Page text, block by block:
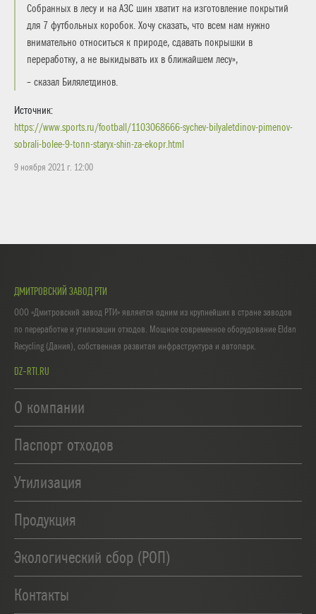
Собранных в лесу и на АЗС шин хватит на изготовление покрытий
для 7 футбольных коробок. Хочу сказать, что всем нам нужно
внимательно относиться к природе, сдавать покрышки в
переработку, а не выкидывать их в ближайшем лесу»,
– сказал Билялетдинов.
Источник:
https://www.sports.ru/football/1103068666-sychev-bilyaletdinov-pimenov-
sobrali-bolee-9-tonn-staryx-shin-za-ekopr.html
9 ноября 2021 г. 12:00
ДМИТРОВСКИЙ ЗАВОД РТИ
ООО «Дмитровский завод РТИ» является одним из крупнейших в стране заводов
по переработке и утилизации отходов. Мощное современное оборудование Eldan
Recycling (Дания), собственная развитая инфраструктура и автопарк.
DZ-RTI.RU
О компании
Паспорт отходов
Утилизация
Продукция
Экологический сбор (РОП)
Контакты